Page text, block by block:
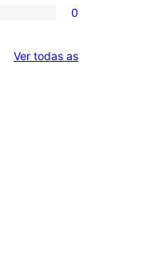
0
Ver todas asvaloracións